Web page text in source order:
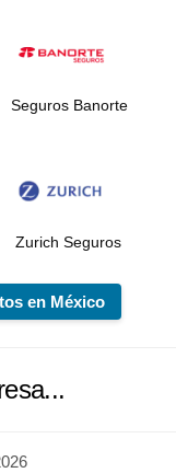
Seguros Banorte
Zurich Seguros
en México